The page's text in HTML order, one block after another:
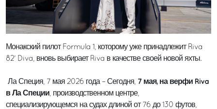
Монакский пилот Formula 1, которому уже принадлежит Riva
82’ Diva, вновь выбирает Riva в качестве своей новой яхты.
Ла Специя, 7 мая 2026 года – Сегодня, 7 мая, на верфи Riva
в Ла Специи, производственном центре,
специализирующемся на судах длиной от 76 до 130 футов,